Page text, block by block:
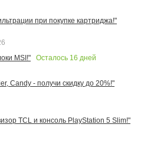
при покупке картриджа!"
MSI!"
Осталось 16 дней
Candy - получи скидку до 20%!"
TCL и консоль PlayStation 5 Slim!"